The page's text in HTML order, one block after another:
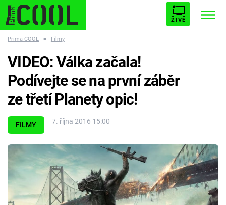
ŽIVĚ
ESCAPE PLNEJ KOTEL AVENGERS 5
Témata
Filmy
Seriály
Prima COOL ■ Filmy
FILMY 7. října 2016 15:00
VIDEO: Válka začala!
Podívejte se na první záběr
ze třetí Planety opic!